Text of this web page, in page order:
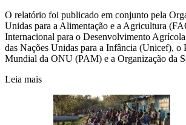
O relatório foi publicado em conjunto pela
Unidas para a Alimentação e a Agricultura
Internacional para o Desenvolvimento
das Nações Unidas para a Infância (Unicef), o
Mundial da ONU (PAM) e a Organização da
Leia mais